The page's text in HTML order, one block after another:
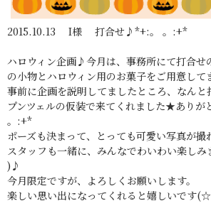
2015.10.13 I様 打合せ♪*+:。 。:+*
ハロウィン企画♪今月は、事務所にて打合せ
の小物とハロウィン用のお菓子をご用意し
事前に企画を説明してましたところ、なんと
プンツェルの仮装で来てくれました★ありが
。:+*
ポーズも決まって、とっても可愛い写真が
スタッフも一緒に、みんなでわいわい楽し
)♪
今月限定ですが、よろしくお願いします。
楽しい思い出になってくれると嬉しいです